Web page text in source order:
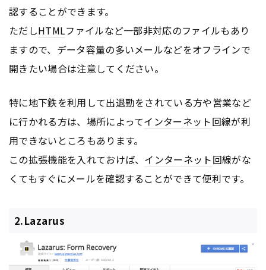
認することができます。
ただしHTMLファイルなど一部非対応のファイルもあり
ますので、データ容量の多いメールなどをオフラインで
開きたい場合は注意してください。
特に地下鉄を利用して出退勤をされている方や営業など
に行かれる方は、場所によってインターネット回線が利
用できないところもあります。
この拡張機能を入れておけば、 インターネット回線がな
くてもすぐにメールを確認することができて便利です。
2.Lazarus